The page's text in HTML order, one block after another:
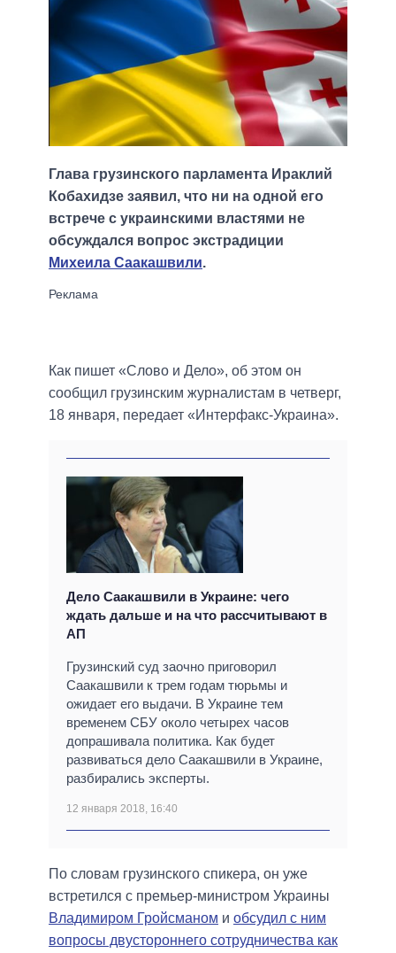
Глава грузинского парламента Ираклий
Кобахидзе заявил, что ни на одной его
встрече с украинскими властями не
обсуждался вопрос экстрадиции
Михеила Саакашвили.
Как пишет «Слово и Дело», об этом он
сообщил грузинским журналистам в четверг,
18 января, передает «Интерфакс-Украина».
Дело Саакашвили в Украине: чего
ждать дальше и на что рассчитывают в
АП
Грузинский суд заочно приговорил
Саакашвили к трем годам тюрьмы и
ожидает его выдачи. В Украине тем
временем СБУ около четырех часов
допрашивала политика. Как будет
развиваться дело Саакашвили в Украине,
разбирались эксперты.
12 января 2018, 16:40
По словам грузинского спикера, он уже
встретился с премьер-министром Украины
Владимиром Гройсманом и обсудил с ним
вопросы двустороннего сотрудничества как